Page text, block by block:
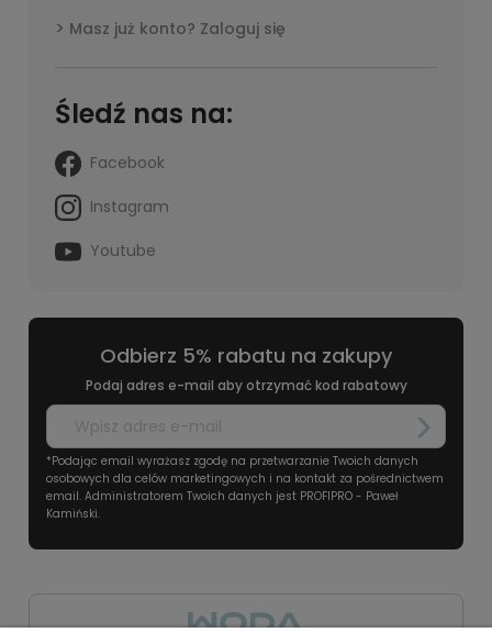
Masz już konto? Zaloguj się
Śledź nas na:
Facebook
Instagram
Youtube
Odbierz 5% rabatu na zakupy
Podaj adres e-mail aby otrzymać kod rabatowy
*Podając email wyrażasz zgodę na przetwarzanie Twoich danych
osobowych dla celów marketingowych i na kontakt za pośrednictwem
email. Administratorem Twoich danych jest PROFIPRO - Paweł
Kamiński.